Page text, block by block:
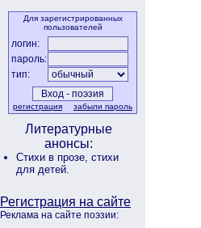
Для зарегистрированных
пользователей
логин:
пароль:
тип:
регистрация забыли пароль
Литературные
анонсы:
Стихи в прозе, стихи
для детей.
Регистрация на сайте
Реклама на сайте поэзии: